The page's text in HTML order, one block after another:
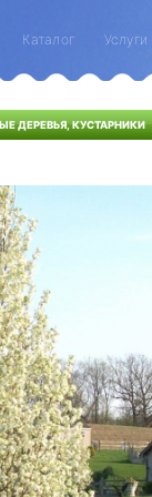
Каталог Услуги
ДЕРЕВЬЯ, КУСТАРНИКИ